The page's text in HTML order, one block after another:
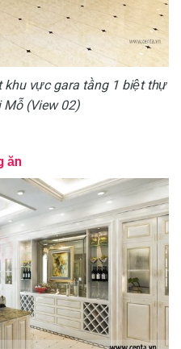
khu vực gara tầng 1 biệt thự
(View 02)
ăn